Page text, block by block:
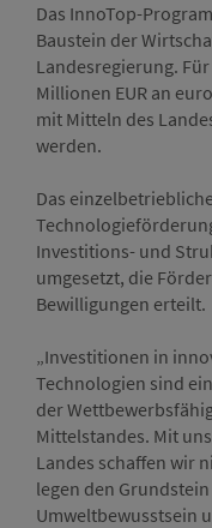
Das InnoTop-
Baustein der
Landesregierung.
Millionen EUR an
mit Mitteln des
werden.
Das
Investitions- und
umgesetzt, die
Bewilligungen erteilt.
„Investitionen in
Technologien sind
der
Mittelstandes. Mit
Landes schaffen wir
legen den
Umweltbewusstsein